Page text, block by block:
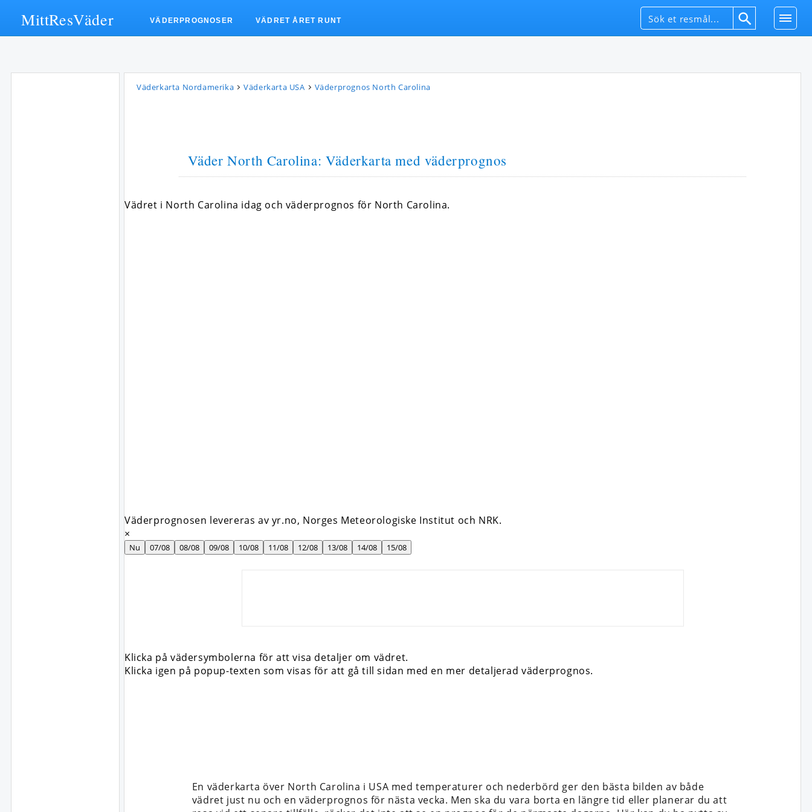
Väderkarta Nordamerika Väderkarta USA Väderprognos North Carolina
Väder North Carolina: Väderkarta med väderprognos
Vädret i North Carolina idag och väderprognos för North Carolina.
Väderprognosen levereras av yr.no, Norges Meteorologiske Institut och NRK.
×
Nu 07/08 08/08 09/08 10/08 11/08 12/08 13/08 14/08 15/08
Klicka på vädersymbolerna för att visa detaljer om vädret.
Klicka igen på popup-texten som visas för att gå till sidan med en mer detaljerad väderprognos.
En väderkarta över North Carolina i USA med temperaturer och nederbörd ger den bästa bilden av både
vädret just nu och en väderprognos för nästa vecka. Men ska du vara borta en längre tid eller planerar du att
MittResVäder VÄDERPROGNOSER VÄDRET ÅRET RUNT